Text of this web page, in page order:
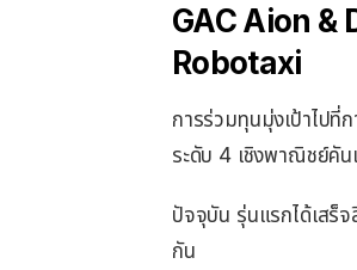
GAC Aion &
Robotaxi
การร่วมทุนมุ่งเป้าไปที่
ระดับ 4 เชิงพาณิชย์คั
ปัจจุบัน รุ่นแรกได้เสร็
กัน